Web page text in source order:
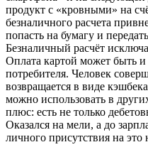
продукт с «кровными» на
безналичного расчета
попасть на бумагу и
Безналичный расчёт
Оплата картой может быть
потребителя. Человек
возвращается в виде
можно использовать в
плюс: есть не только
Оказался на мели, а до
личного присутствия на это